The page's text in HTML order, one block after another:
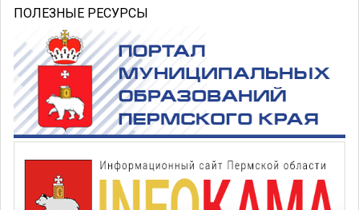
ПОЛЕЗНЫЕ РЕСУРСЫ